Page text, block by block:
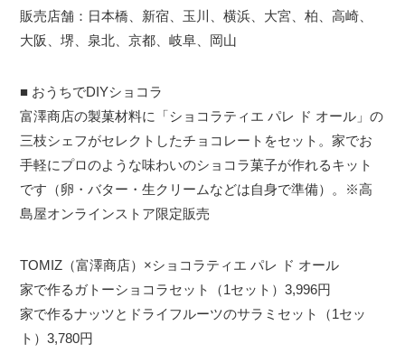
販売店舗：日本橋、新宿、玉川、横浜、大宮、柏、高崎、
大阪、堺、泉北、京都、岐阜、岡山
■ おうちでDIYショコラ
富澤商店の製菓材料に「ショコラティエ パレ ド オール」の
三枝シェフがセレクトしたチョコレートをセット。家でお
手軽にプロのような味わいのショコラ菓子が作れるキット
です（卵・バター・生クリームなどは自身で準備）。※高
島屋オンラインストア限定販売
TOMIZ（富澤商店）×ショコラティエ パレ ド オール
家で作るガトーショコラセット（1セット）3,996円
家で作るナッツとドライフルーツのサラミセット（1セッ
ト）3,780円